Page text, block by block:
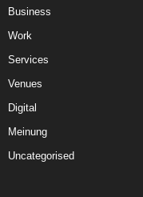
Business
Work
Services
Venues
Digital
Meinung
Uncategorised